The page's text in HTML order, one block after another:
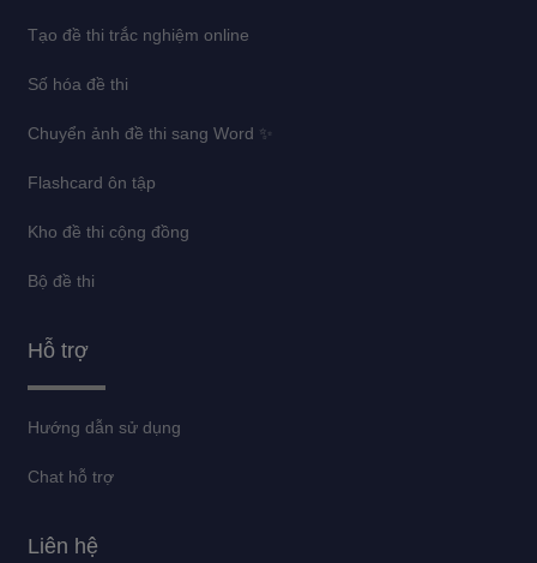
Tạo đề thi trắc nghiệm online
Số hóa đề thi
Chuyển ảnh đề thi sang Word ✨
Flashcard ôn tập
Kho đề thi cộng đồng
Bộ đề thi
Hỗ trợ
Hướng dẫn sử dụng
Chat hỗ trợ
Liên hệ